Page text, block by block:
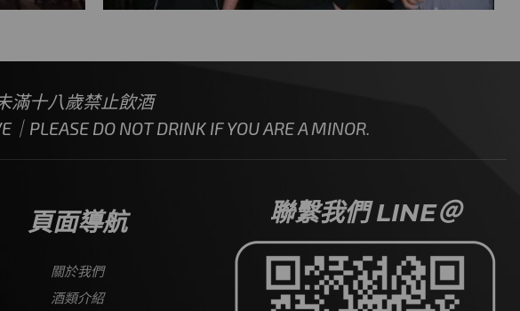
滿十八歲禁止飲酒
PLEASE DO NOT DRINK IF YOU ARE A MINOR.
頁面導航
關於我們
酒類介紹
聯繫我們 LINE＠